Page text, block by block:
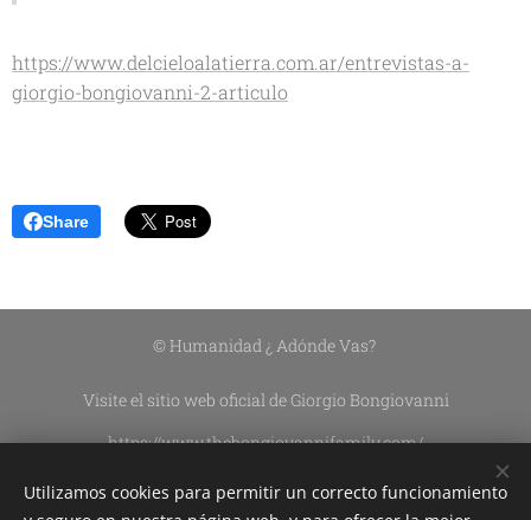
https://www.delcieloalatierra.com.ar/entrevistas-a-
giorgio-bongiovanni-2-articulo
Share
© Humanidad ¿ Adónde Vas?
Visite el sitio web oficial de Giorgio Bongiovanni
https://www.thebongiovannifamily.com/
Asociación Civil Sin Fines De Lucro DEL CIELO A LA TIERRA
Utilizamos cookies para permitir un correcto funcionamiento